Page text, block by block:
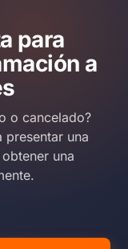
para
a
o cancelado?
una
una